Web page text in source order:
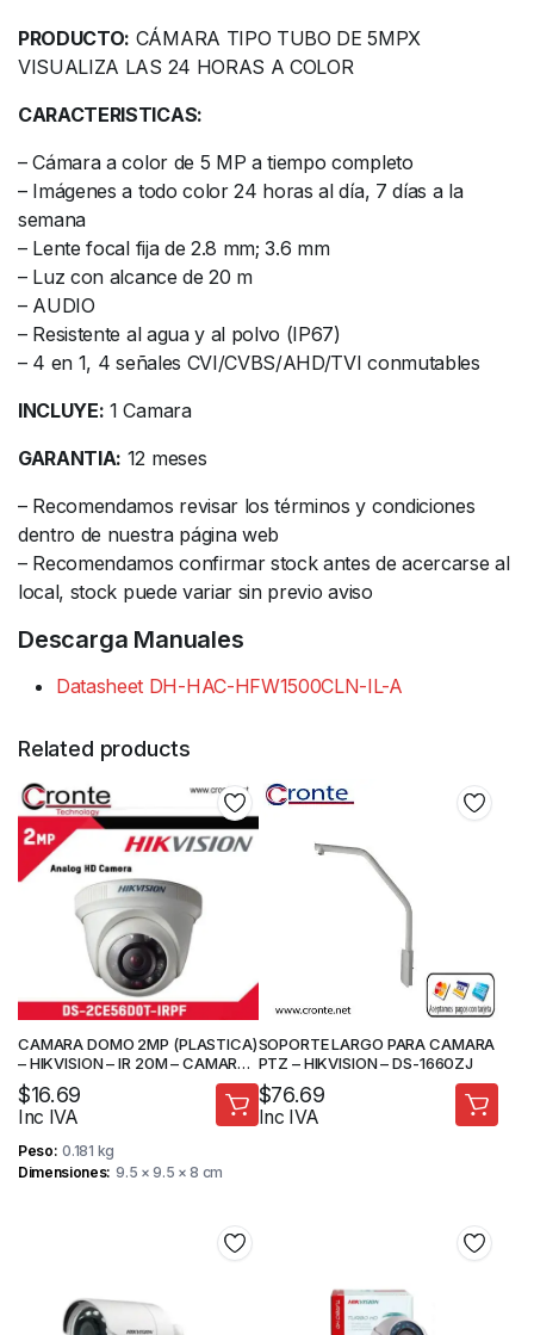
PRODUCTO: CÁMARA TIPO TUBO DE 5MPX
VISUALIZA LAS 24 HORAS A COLOR
CARACTERISTICAS:
– Cámara a color de 5 MP a tiempo completo
– Imágenes a todo color 24 horas al día, 7 días a la
semana
– Lente focal fija de 2.8 mm; 3.6 mm
– Luz con alcance de 20 m
– AUDIO
– Resistente al agua y al polvo (IP67)
– 4 en 1, 4 señales CVI/CVBS/AHD/TVI conmutables
INCLUYE: 1 Camara
GARANTIA: 12 meses
– Recomendamos revisar los términos y condiciones
dentro de nuestra página web
– Recomendamos confirmar stock antes de acercarse al
local, stock puede variar sin previo aviso
Descarga Manuales
Datasheet DH-HAC-HFW1500CLN-IL-A
Related products
CAMARA DOMO 2MP (PLASTICA)
– HIKVISION – IR 20M – CAMARA
DE SEGURIDAD
$16.69
Inc IVA
Peso 0.181 kg
Dimensiones 9.5 × 9.5 × 8 cm
SOPORTE LARGO PARA CAMARA
PTZ – HIKVISION – DS-1660ZJ
$76.69
Inc IVA